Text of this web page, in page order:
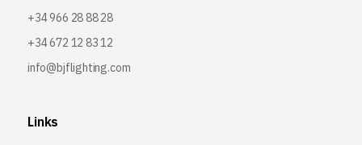
+34 966 28 88 28
+34 672 12 83 12
info@bjflighting.com
Links